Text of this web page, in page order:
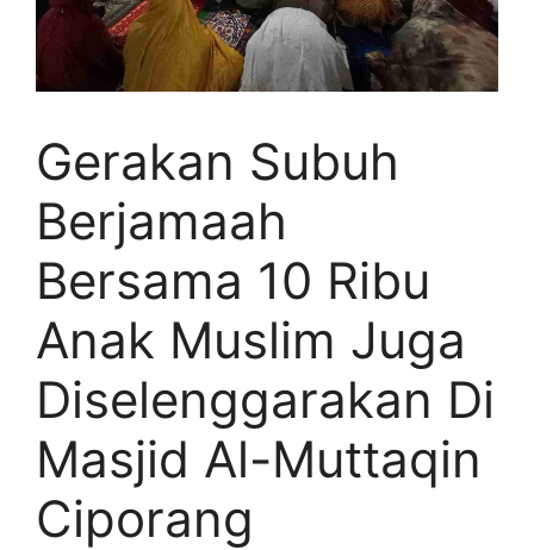
Gerakan Subuh
Berjamaah
Bersama 10 Ribu
Anak Muslim Juga
Diselenggarakan Di
Masjid Al-Muttaqin
Ciporang